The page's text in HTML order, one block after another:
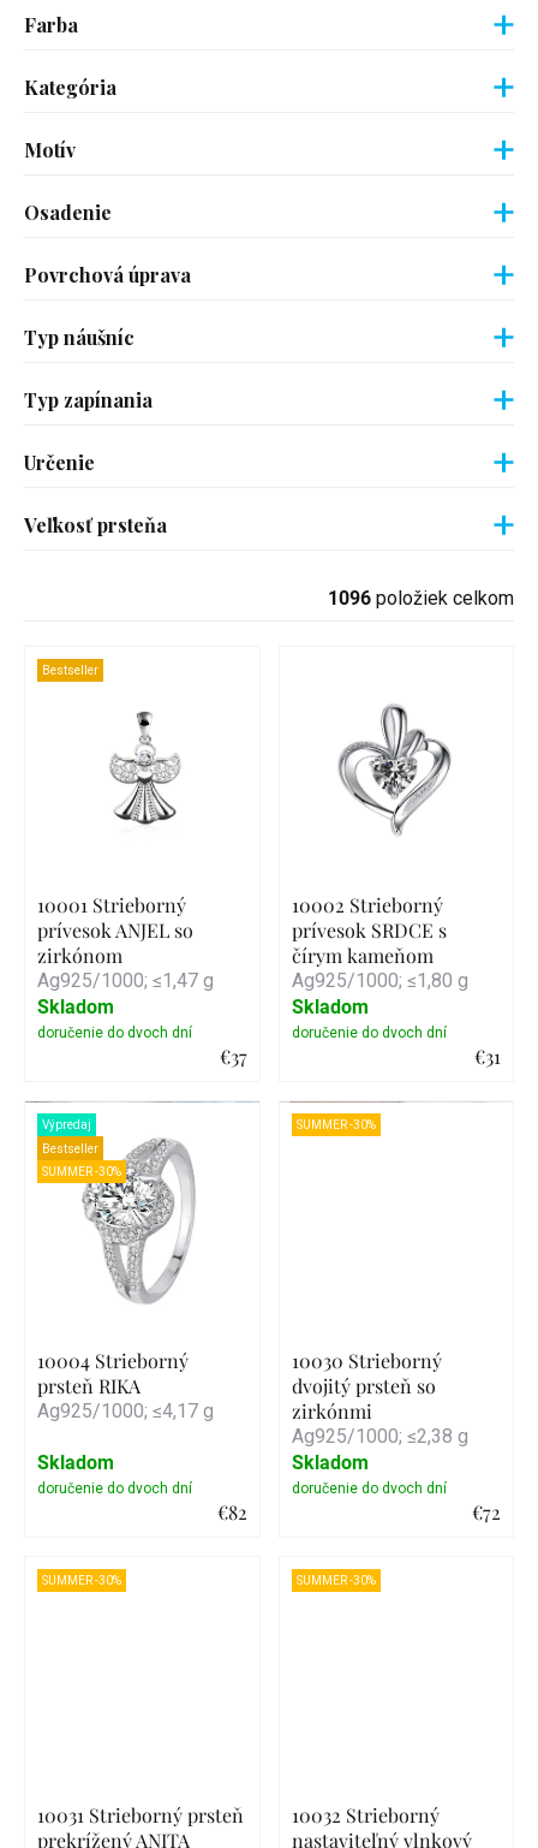
1096 položiek celkom
Farba
Kategória
Motív
Osadenie
Povrchová úprava
Typ náušníc
Typ zapínania
Určenie
Veľkosť prsteňa
Bestseller
10001 Strieborný
prívesok ANJEL so
zirkónom
Ag925/1000; ≤1,47 g
€37
Detail
Skladom
10002 Strieborný
prívesok SRDCE s
čírym kameňom
Ag925/1000; ≤1,80 g
€31
Detail
Skladom
Výpredaj
Bestseller
SUMMER -30%
10004 Strieborný
prsteň RIKA
Ag925/1000; ≤4,17 g
€82
Skladom
SUMMER -30%
10030 Strieborný
dvojitý prsteň so
zirkónmi
Ag925/1000; ≤2,38 g
€72
Skladom
SUMMER -30%
10031 Strieborný prsteň
prekrížený ANITA
SUMMER -30%
10032 Strieborný
nastaviteľný vlnkový